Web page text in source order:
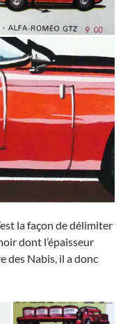
la façon de délimiter
dont l’épaisseur
des Nabis, il a donc